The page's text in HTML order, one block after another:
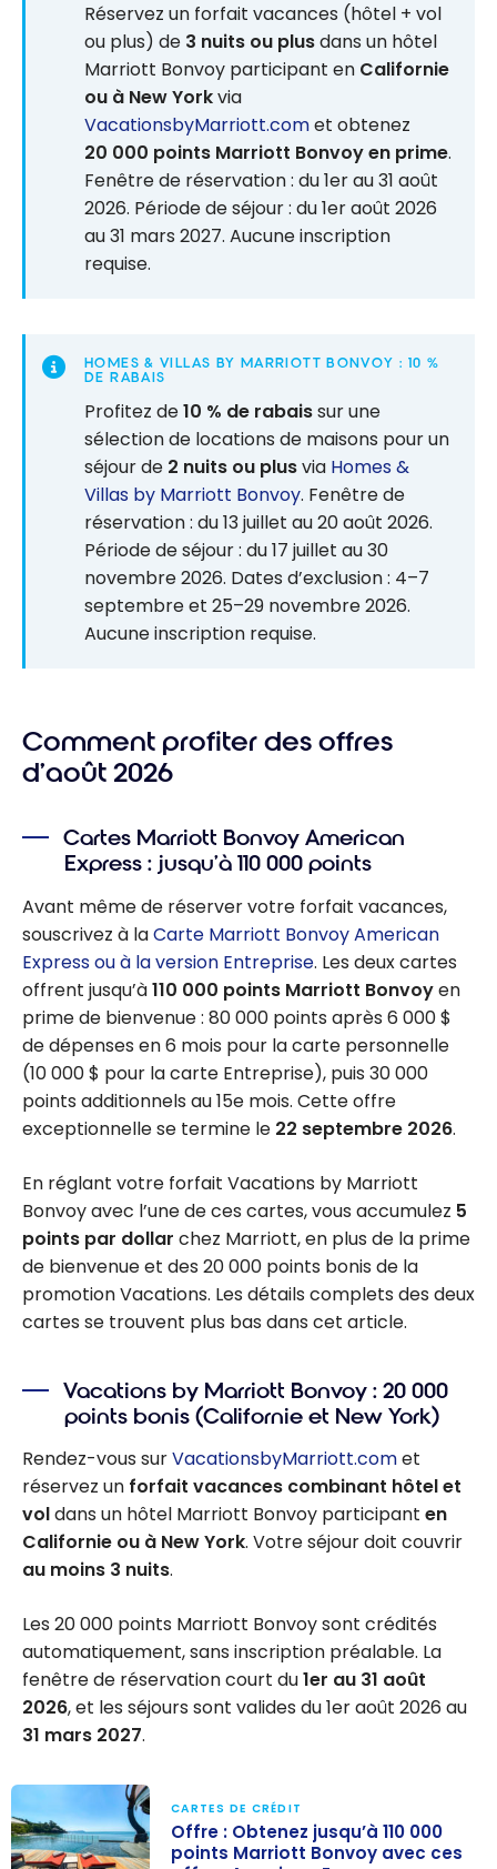
Réservez un forfait vacances (hôtel + vol
ou plus) de 3 nuits ou plusdans un hôtel
Marriott Bonvoy participant en Californie
ou à New Yorkvia
VacationsbyMarriott.comet obtenez
20 000 points Marriott Bonvoy en prime.
Fenêtre de réservation : du 1er au 31 août
2026. Période de séjour : du 1er août 2026
au 31 mars 2027. Aucune inscription
requise.
HOMES & VILLAS BY MARRIOTT BONVOY : 10 %
DE RABAIS
Profitez de10 % de rabaissur une
sélection de locations de maisons pour un
séjour de 2 nuits ou plusvia Homes &
Villas by Marriott Bonvoy. Fenêtre de
réservation : du 13 juillet au 20 août 2026.
Période de séjour : du 17 juillet au 30
novembre 2026. Dates d’exclusion : 4–7
septembre et 25–29 novembre 2026.
Aucune inscription requise.
Comment profiter des offres
d’août 2026
Cartes Marriott Bonvoy American
Express : jusqu’à 110 000 points
Avant même de réserver votre forfait vacances,
souscrivez à laCarte Marriott Bonvoy American
Express ou à la version Entreprise. Les deux cartes
offrent jusqu’à110 000 points Marriott Bonvoyen
prime de bienvenue : 80 000 points après 6 000 $
de dépenses en 6 mois pour la carte personnelle
(10 000 $ pour la carte Entreprise), puis 30 000
points additionnels au 15e mois. Cette offre
exceptionnelle se termine le 22 septembre 2026.
En réglant votre forfait Vacations by Marriott
Bonvoy avec l’une de ces cartes, vous accumulez 5
points par dollar chez Marriott, en plus de la prime
de bienvenue et des 20 000 points bonis de la
promotion Vacations. Les détails complets des deux
cartes se trouvent plus bas dans cet article.
Vacations by Marriott Bonvoy : 20 000
points bonis (Californie et New York)
Rendez-vous surVacationsbyMarriott.comet
réservez un forfait vacances combinant hôtel et
voldans un hôtel Marriott Bonvoy participant en
Californie ou à New York. Votre séjour doit couvrir
au moins 3 nuits.
Les 20 000 points Marriott Bonvoy sont crédités
automatiquement, sans inscription préalable. La
fenêtre de réservation court du1er au 31 août
2026, et les séjours sont valides du 1er août 2026 au
31 mars 2027.
CARTES DE CRÉDIT
Offre : Obtenez jusqu’à 110 000
points Marriott Bonvoy avec ces